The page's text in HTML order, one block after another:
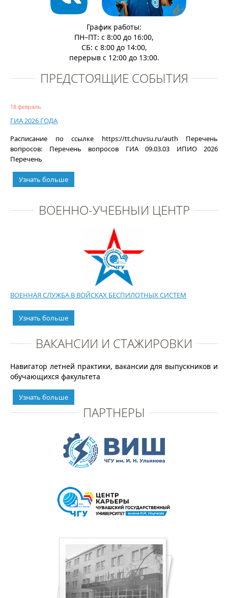
График работы:
ПН–ПТ: с 8:00 до 16:00,
СБ: с 8:00 до 14:00,
перерыв с 12:00 до 13:00.
ПРЕДСТОЯЩИЕ СОБЫТИЯ
18 февраль
ГИА 2026 ГОДА
Расписание по ссылке https://tt.chuvsu.ru/auth Перечень
вопросов: Перечень вопросов ГИА 09.03.03 ИПИО 2026
Перечень
Узнать больше
ВОЕННО-УЧЕБНЫЙ ЦЕНТР
ВОЕННАЯ СЛУЖБА В ВОЙСКАХ БЕСПИЛОТНЫХ СИСТЕМ
Узнать больше
ВАКАНСИИ И СТАЖИРОВКИ
Навигатор летней практики, вакансии для выпускников и
обучающихся факультета
Узнать больше
ПАРТНЕРЫ